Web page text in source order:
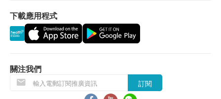
注意事項
加熱後請小心燙口。
請勿將包裝袋放入微波爐內加熱。
發現封口破損或包裝異常膨脹，請勿食用。
本產品含天然原材料，有少許沉澱物屬正常現象。
認。倘若健康網購health.ESDlife未能提供任何訂
單上的貨品，健康網購health.ESDlife有權拒絕接
受該訂單，並且會於送貨前透過電話或電郵通知顧
飲品/食品：
下載應用程式
關注我們
訂閱